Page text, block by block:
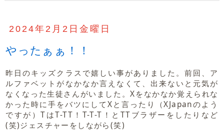
2024年2月2日金曜日
やったぁぁ！！
昨日のキッズクラスで嬉しい事がありました。前回、ア
ルファベットがなかなか言えなくて、出来ないと元気が
なくなった生徒さんがいました。Xをなかなか覚えられな
かった時に手をバツにしてXと言ったり（XJapanのよう
ですが）TはT-TT！T-T-T！とTTブラザーをしたりなど
(笑)ジェスチャーをしながら(笑)